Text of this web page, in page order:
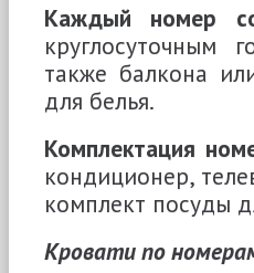
Каждый номер
круглосуточным
также балкона
для белья.
Комплектация
кондиционер,
комплект посуды
Кровати по